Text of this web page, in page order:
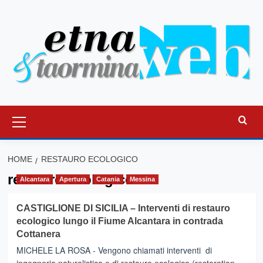
principale
HOME RESTAURO ECOLOGICO
restauro ecologico
Alcantara Apertura Catania Messina
CASTIGLIONE DI SICILIA – Interventi di restauro
ecologico lungo il Fiume Alcantara in contrada
Cottanera
MICHELE LA ROSA - Vengono chiamati interventi di